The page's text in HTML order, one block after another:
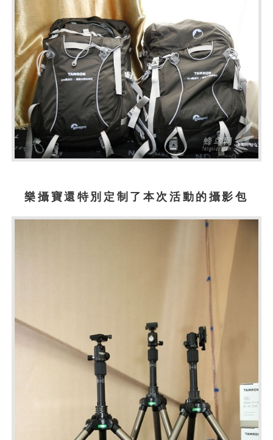
樂攝寶還特別定制了本次活動的攝影包